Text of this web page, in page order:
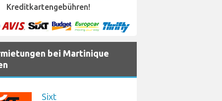
Kreditkartengebühren!
bei Martinique
Sixt